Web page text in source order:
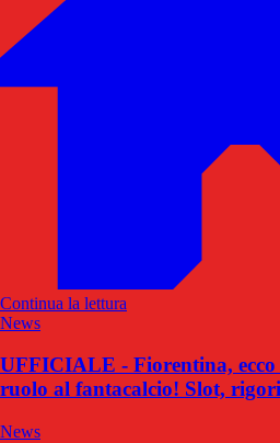
Continua la lettura
News
UFFICIALE - Fiorentina,
ruolo al fantacalcio! Slot, rigori
News